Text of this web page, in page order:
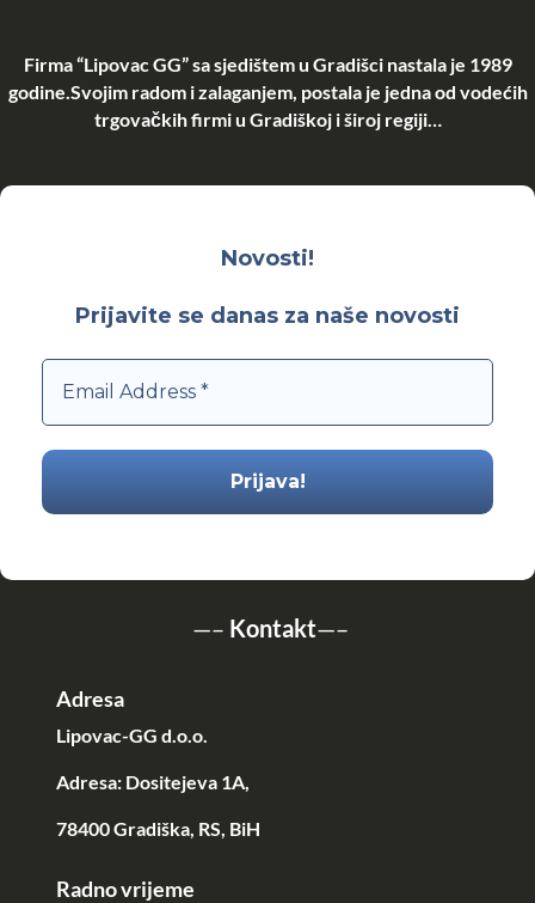
Firma “Lipovac GG” sa sjedištem u Gradišci nastala je 1989
godine.Svojim radom i zalaganjem, postala je jedna od vodećih
trgovačkih firmi u Gradiškoj i široj regiji…
Novosti!
Prijavite se danas za naše novosti
—– Kontakt—–
Adresa
Lipovac-GG d.o.o.
Adresa: Dositejeva 1A,
78400 Gradiška, RS, BiH
Radno vrijeme